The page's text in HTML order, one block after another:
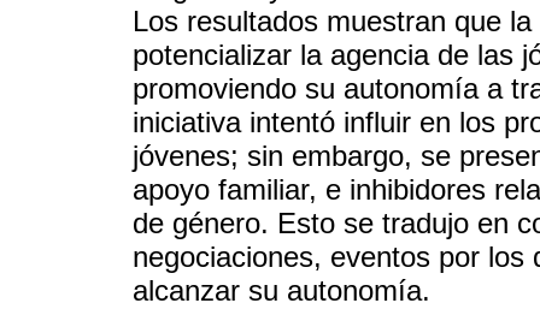
Los resultados muestran que
potencializar la agencia de las
promoviendo su autonomía a
iniciativa intentó influir en los
jóvenes; sin embargo, se
apoyo familiar, e inhibidores
de género. Esto se tradujo en
negociaciones, eventos por
alcanzar su autonomía.